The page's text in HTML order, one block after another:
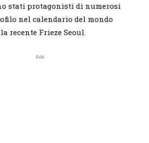
stati protagonisti di numerosi
nel calendario del mondo
recente Frieze Seoul.
Ads